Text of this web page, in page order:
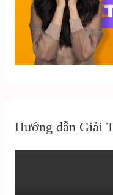
Hướng dẫn Giải